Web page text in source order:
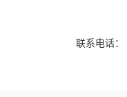
联系电话：